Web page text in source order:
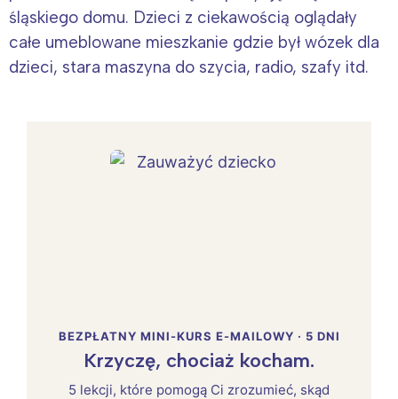
śląskiego domu. Dzieci z ciekawością oglądały
całe umeblowane mieszkanie gdzie był wózek dla
dzieci, stara maszyna do szycia, radio, szafy itd.
BEZPŁATNY MINI-KURS E-MAILOWY · 5 DNI
Krzyczę, chociaż kocham.
5 lekcji, które pomogą Ci zrozumieć, skąd